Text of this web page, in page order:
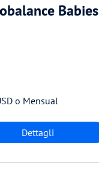
Babies
o Mensual
Dettagli